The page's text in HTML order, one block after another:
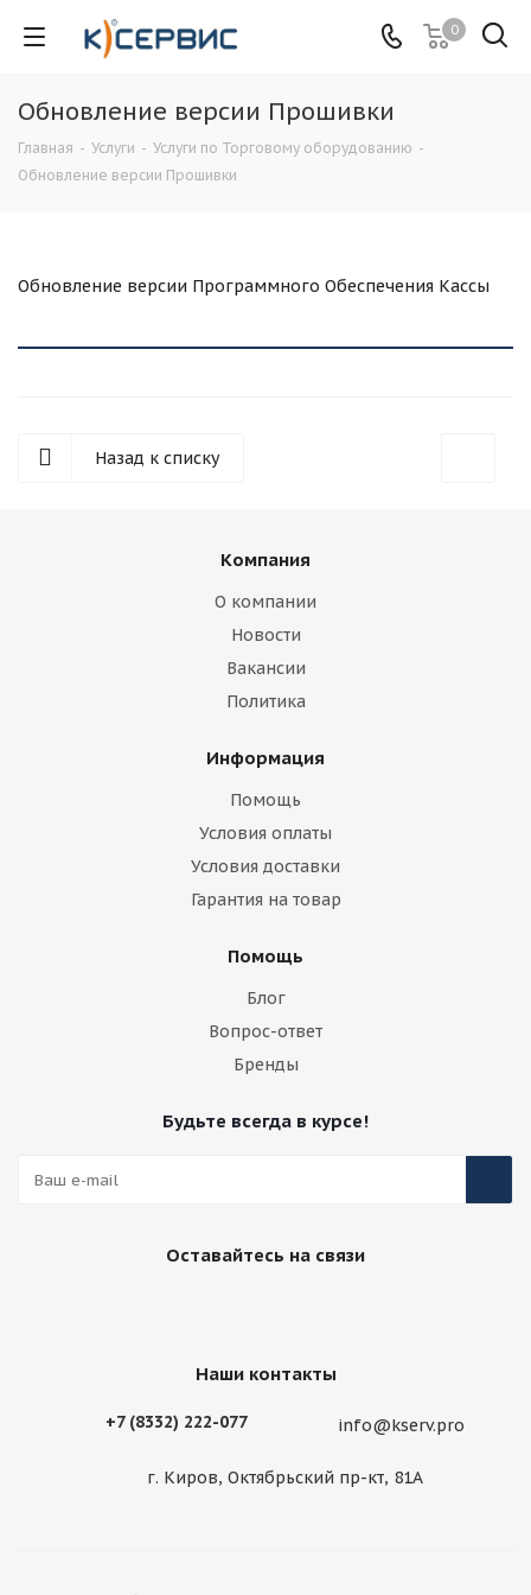
0
Обновление версии Прошивки
Главная - Услуги - Услуги по Торговому оборудованию -
Обновление версии Прошивки
Обновление версии Программного Обеспечения Кассы
Назад к списку
Компания
О компании
Новости
Вакансии
Политика
Информация
Помощь
Условия оплаты
Условия доставки
Гарантия на товар
Помощь
Блог
Вопрос-ответ
Бренды
Будьте всегда в курсе!
Оставайтесь на связи
Наши контакты
+7 (8332) 222-077 info@kserv.pro
г. Киров, Октябрьский пр-кт, 81А